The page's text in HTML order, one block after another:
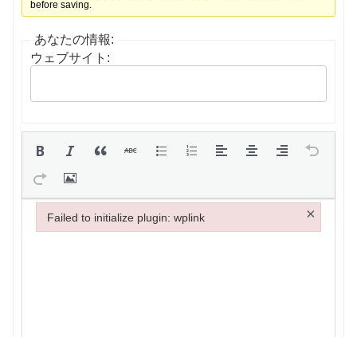
before saving.
あなたの情報:
ウェブサイト:
Failed to initialize plugin: wplink ×
Failed to initialize plugin: wplink